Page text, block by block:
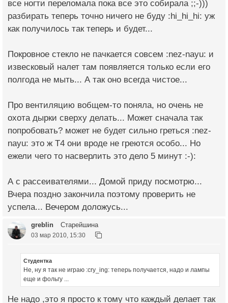
все ногти переломала пока все это собирала ;;-)))
разбирать теперь точно ничего не буду :hi_hi_hi: уж
как получилось так теперь и будет...
Покровное стекло не пачкается совсем :nez-nayu: и
извесковый налет там появляется только если его
полгода не мыть... А так оно всегда чистое...
Про вентиляцию вобщем-то поняла, но очень не
охота дырки сверху делать... Может сначала так
попробовать? может не будет сильно греться :nez-
nayu: это ж Т4 они вроде не греются особо... Но
ежели чего то насверлить это дело 5 минут :-):
А с рассеивателями... Домой приду посмотрю...
Вчера поздно закончила поэтому проверить не
успела... Вечером доложусь...
greblin Старейшина
03 мар 2010, 15:30
Студентка
Не, ну я так не играю :cry_ing: теперь получается, надо и лампы
еще и фольгу ...
Не надо ,это я просто к тому что каждый делает так